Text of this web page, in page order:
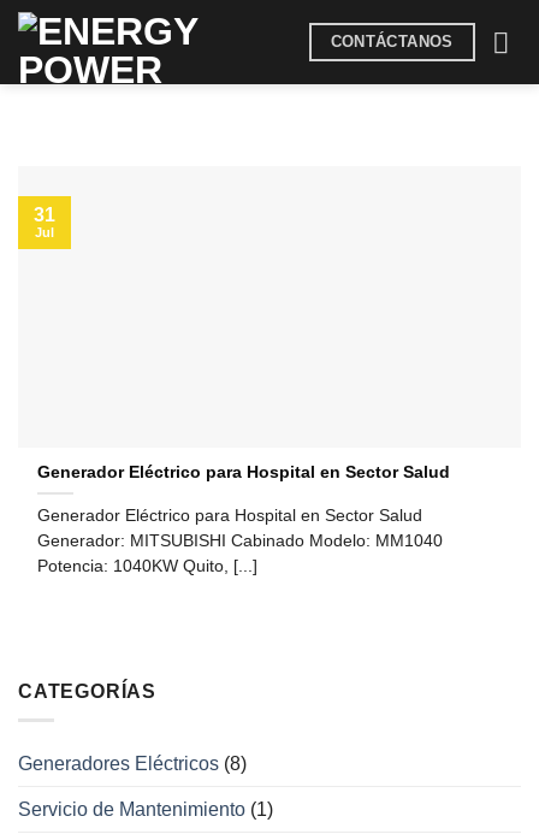
Saltar
contenido
CONTÁCTANOS
Generador Eléctrico para Hospital en Sector Salud
Generador Eléctrico para Hospital en Sector Salud
Generador: MITSUBISHI Cabinado Modelo: MM1040
Potencia: 1040KW Quito, [...]
31
Jul
CATEGORÍAS
Generadores Eléctricos (8)
Servicio de Mantenimiento (1)